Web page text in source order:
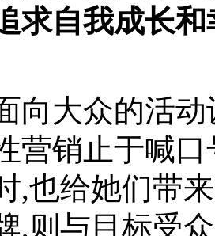
求自我成长
向大众的活
营销止于喊
,也给她们带
,则与目标受